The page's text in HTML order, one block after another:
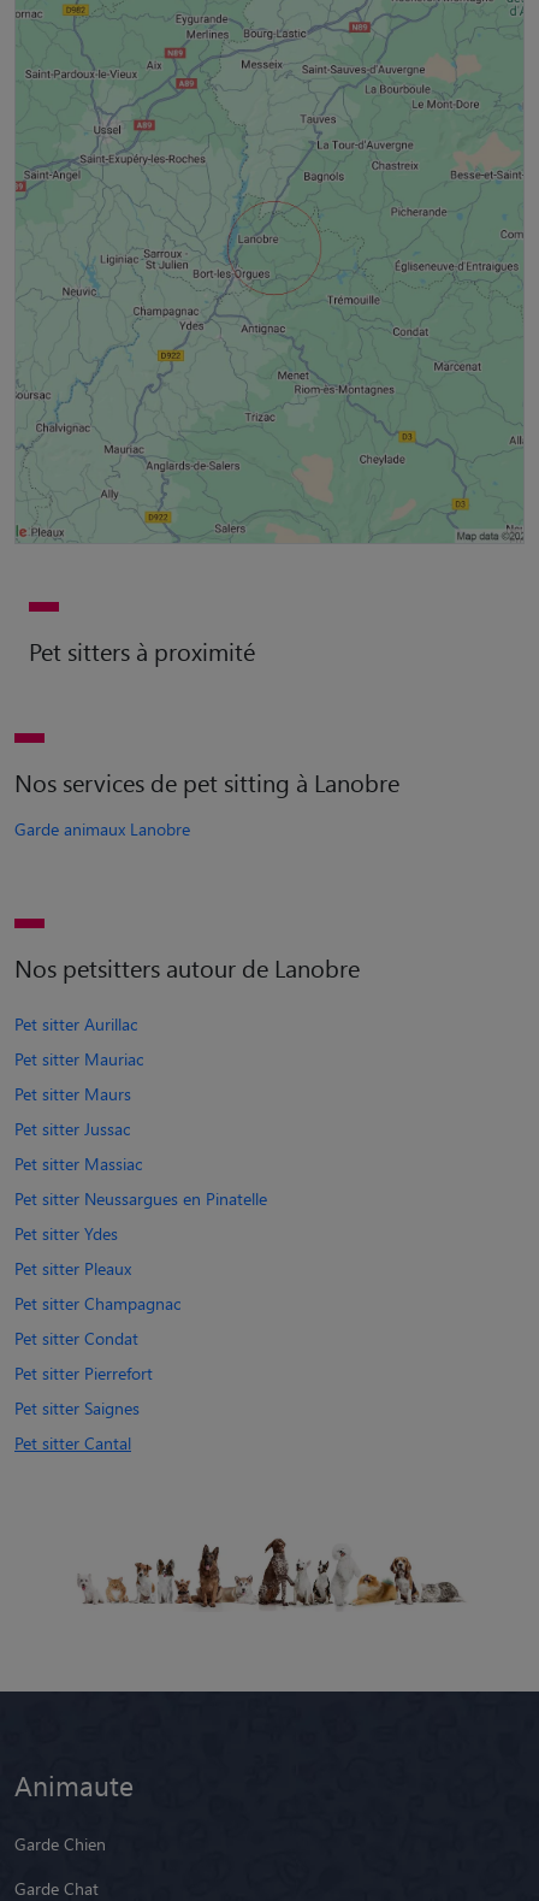
Pet sitters à proximité
Nos services de pet sitting à Lanobre
Garde animaux Lanobre
Nos petsitters autour de Lanobre
Pet sitter Aurillac
Pet sitter Mauriac
Pet sitter Maurs
Pet sitter Jussac
Pet sitter Massiac
Pet sitter Neussargues en Pinatelle
Pet sitter Ydes
Pet sitter Pleaux
Pet sitter Champagnac
Pet sitter Condat
Pet sitter Pierrefort
Pet sitter Saignes
Pet sitter Cantal
Animaute
Garde Chien
Garde Chat